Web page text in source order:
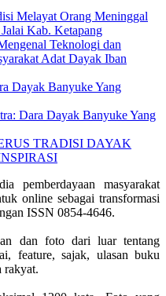
Melayat Orang Meninggal
Kab. Ketapang
Teknologi dan
Adat Dayak Iban
Dayak Banyuke Yang
Dara Dayak Banyuke Yang
TRADISI DAYAK
pemberdayaan masyarakat
online sebagai transformasi
ISSN 0854-4646.
dan foto dari luar tentang
feature, sajak, ulasan buku
rakyat.